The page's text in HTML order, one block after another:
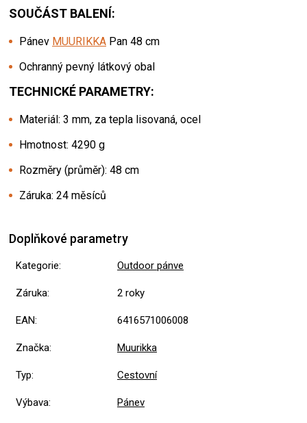
SOUČÁST BALENÍ:
Pánev MUURIKKA Pan 48 cm
Ochranný pevný látkový obal
TECHNICKÉ PARAMETRY:
Materiál: 3 mm, za tepla lisovaná, ocel
Hmotnost: 4290 g
Rozměry (průměr): 48 cm
Záruka: 24 měsíců
Doplňkové parametry
Kategorie: Outdoor pánve
Záruka: 2 roky
EAN: 6416571006008
Značka: Muurikka
Typ: Cestovní
Výbava: Pánev